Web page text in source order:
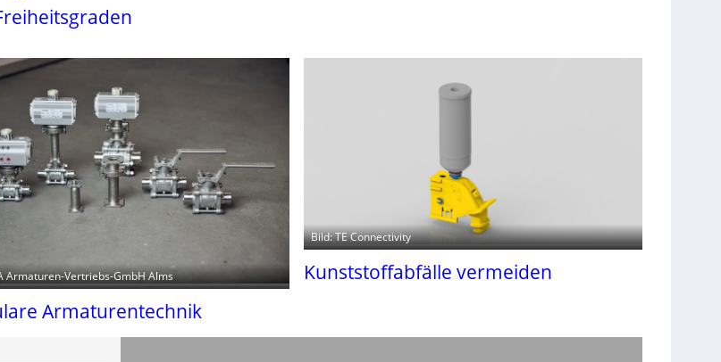
Armaturen-Vertriebs-GmbH Alms
Armaturentechnik
Bild: TE Connectivity
Kunststoffabfälle vermeiden